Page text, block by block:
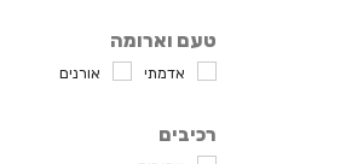
טעם וארומה
אדמתי אורנים
רכיבים